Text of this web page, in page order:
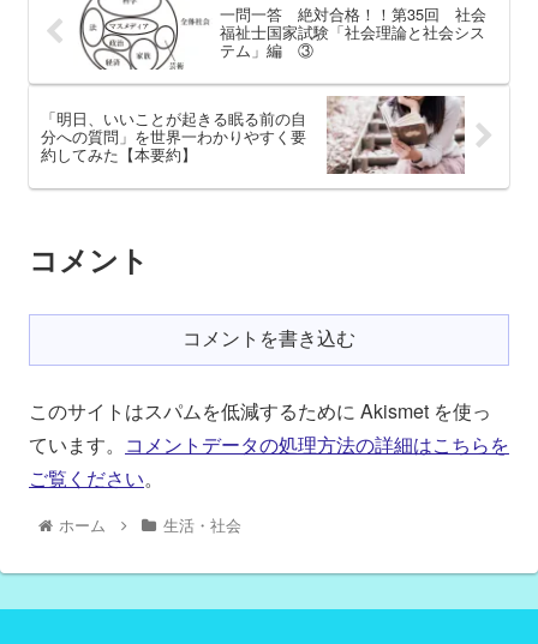
一問一答 絶対合格！！第35回 社会
福祉士国家試験「社会理論と社会シス
テム」編 ③
「明日、いいことが起きる眠る前の自
分への質問」を世界一わかりやすく要
約してみた【本要約】
コメント
コメントを書き込む
このサイトはスパムを低減するために Akismet を使っ
ています。 コメントデータの処理方法の詳細はこちらを
ご覧ください。
ホーム 生活・社会